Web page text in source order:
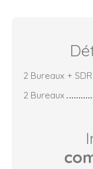
2 Bureaux + SDR
2 Bureaux